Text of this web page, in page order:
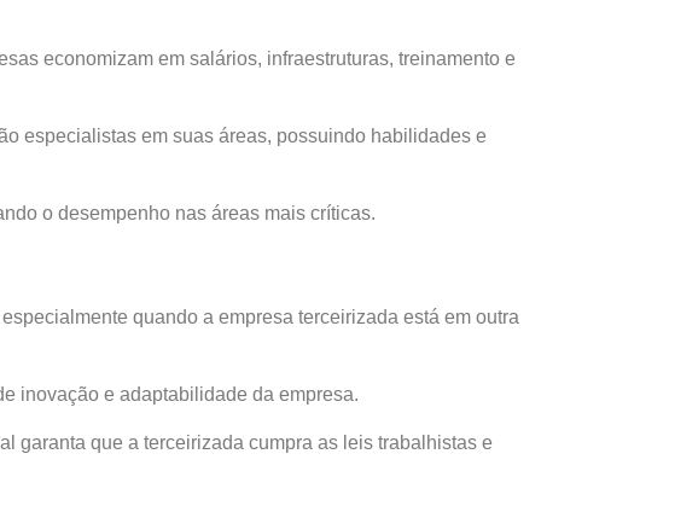
economizam em salários, infraestruturas, treinamento e
especialistas em suas áreas, possuindo habilidades e
o desempenho nas áreas mais críticas.
quando a empresa terceirizada está em outra
inovação e adaptabilidade da empresa.
garanta que a terceirizada cumpra as leis trabalhistas e